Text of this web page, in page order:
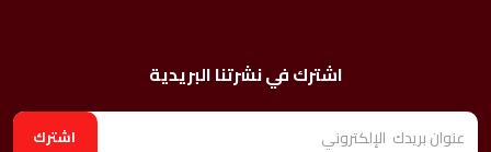
اشترك في نشرتنا البريدية
اشترك